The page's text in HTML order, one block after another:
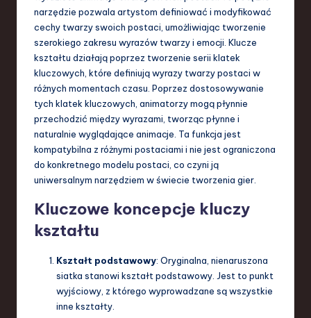
narzędzie pozwala artystom definiować i modyfikować
cechy twarzy swoich postaci, umożliwiając tworzenie
szerokiego zakresu wyrazów twarzy i emocji. Klucze
kształtu działają poprzez tworzenie serii klatek
kluczowych, które definiują wyrazy twarzy postaci w
różnych momentach czasu. Poprzez dostosowywanie
tych klatek kluczowych, animatorzy mogą płynnie
przechodzić między wyrazami, tworząc płynne i
naturalnie wyglądające animacje. Ta funkcja jest
kompatybilna z różnymi postaciami i nie jest ograniczona
do konkretnego modelu postaci, co czyni ją
uniwersalnym narzędziem w świecie tworzenia gier.
Kluczowe koncepcje kluczy
kształtu
Kształt podstawowy: Oryginalna, nienaruszona
siatka stanowi kształt podstawowy. Jest to punkt
wyjściowy, z którego wyprowadzane są wszystkie
inne kształty.